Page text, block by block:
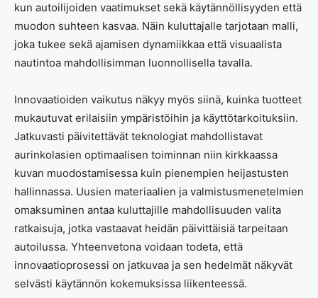
kun autoilijoiden vaatimukset sekä käytännöllisyyden että
muodon suhteen kasvaa. Näin kuluttajalle tarjotaan malli,
joka tukee sekä ajamisen dynamiikkaa että visuaalista
nautintoa mahdollisimman luonnollisella tavalla.
Innovaatioiden vaikutus näkyy myös siinä, kuinka tuotteet
mukautuvat erilaisiin ympäristöihin ja käyttötarkoituksiin.
Jatkuvasti päivitettävät teknologiat mahdollistavat
aurinkolasien optimaalisen toiminnan niin kirkkaassa
kuvan muodostamisessa kuin pienempien heijastusten
hallinnassa. Uusien materiaalien ja valmistusmenetelmien
omaksuminen antaa kuluttajille mahdollisuuden valita
ratkaisuja, jotka vastaavat heidän päivittäisiä tarpeitaan
autoilussa. Yhteenvetona voidaan todeta, että
innovaatioprosessi on jatkuvaa ja sen hedelmät näkyvät
selvästi käytännön kokemuksissa liikenteessä.